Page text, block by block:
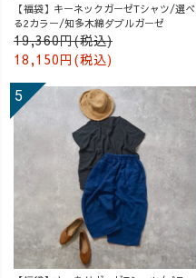
【福袋】キーネックガーゼTシャツ/選べ
る2カラー/知多木綿ダブルガーゼ
19,360円(税込)
18,150円(税込)